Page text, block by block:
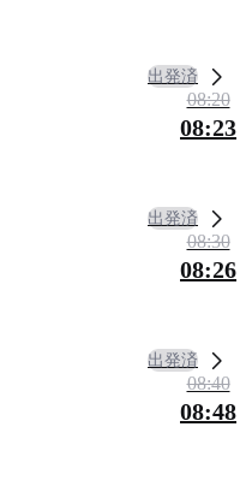
出発済
08:20
08:23
出発済
08:30
08:26
出発済
08:40
08:48